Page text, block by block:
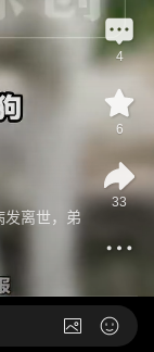
发离世，弟
4
6
33